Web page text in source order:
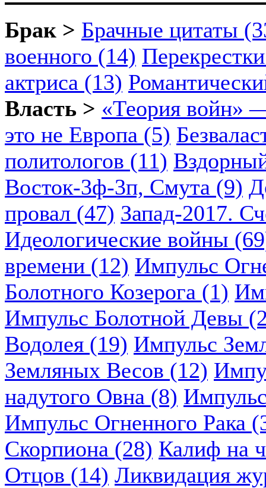
Брак > Брачные цитаты
военного (14)
актриса (13)
Власть > «Теория войн»
это не Европа (5)
политологов (11)
Восток-3ф-3п, Смута (9)
провал (47) Запад-2017.
Идеологические войны
времени (12) Импульс
Болотного Козерога (1)
Импульс Болотной Девы
Водолея (19) Импульс
Земляных Весов (12)
надутого Овна (8)
Импульс Огненного Рака
Скорпиона (28) Калиф на
Отцов (14) Ликвидация